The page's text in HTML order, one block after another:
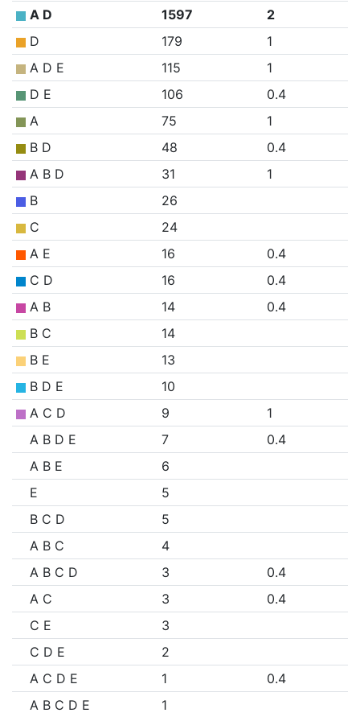
A D
1597
2
D
179
1
A D E
115
1
D E
106
0.4
A
75
1
B D
48
0.4
A B D
31
1
B
26
C
24
A E
16
0.4
C D
16
0.4
A B
14
0.4
B C
14
B E
13
B D E
10
A C D
9
1
A B D E
7
0.4
A B E
6
E
5
B C D
5
A B C
4
A B C D
3
0.4
A C
3
0.4
C E
3
C D E
2
A C D E
1
0.4
A B C D E
1